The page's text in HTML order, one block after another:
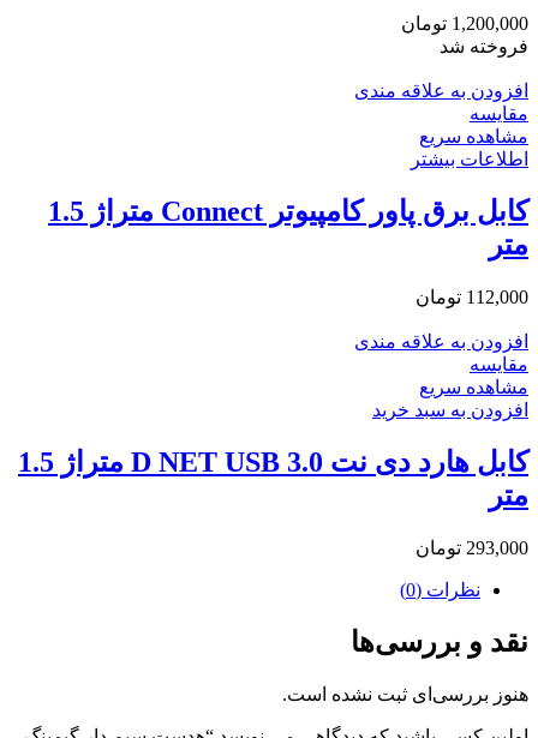
1,200,000 تومان
فروخته شد
افزودن به علاقه مندی
مقایسه
مشاهده سریع
اطلاعات بیشتر
کابل برق پاور کامپیوتر Connect متراژ 1.5
متر
112,000 تومان
افزودن به علاقه مندی
مقایسه
مشاهده سریع
افزودن به سبد خرید
کابل هارد دی نت D NET USB 3.0 متراژ 1.5
متر
293,000 تومان
نظرات (0)
نقد و بررسی‌ها
هنوز بررسی‌ای ثبت نشده است.